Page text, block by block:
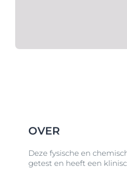
OVER
Deze fysische en
getest en heeft een